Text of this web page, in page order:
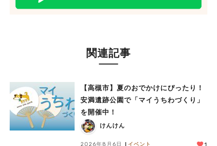
関連記事
【高槻市】夏のおでかけにぴったり！
安満遺跡公園で「マイうちわづくり」
を開催中！
けんけん
2026年8月6日 イベント 1